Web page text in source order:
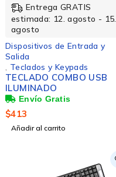
Entrega GRATIS
estimada: 12. agosto - 15.
agosto
Dispositivos de Entrada y
Salida
Teclados y Keypads
TECLADO COMBO USB
ILUMINADO
$413
Añadir al carrito